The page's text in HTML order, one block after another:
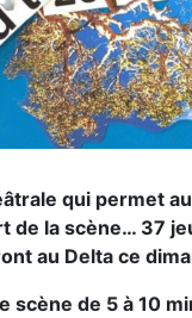
qui permet
de la scène… 37
au Delta ce
scène de 5 à 10